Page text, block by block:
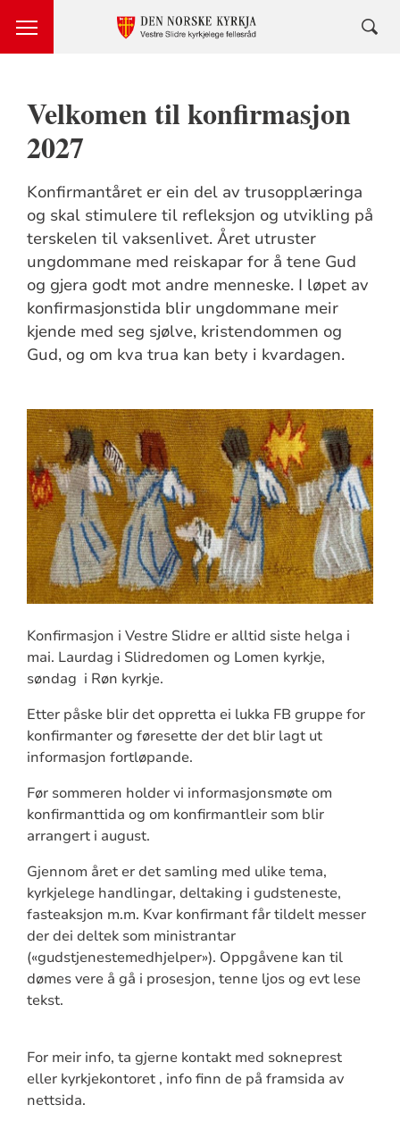
Velkomen til konfirmasjon
2027
Konfirmantåret er ein del av trusopplæringa
og skal stimulere til refleksjon og utvikling på
terskelen til vaksenlivet. Året utruster
ungdommane med reiskapar for å tene Gud
og gjera godt mot andre menneske. I løpet av
konfirmasjonstida blir ungdommane meir
kjende med seg sjølve, kristendommen og
Gud, og om kva trua kan bety i kvardagen.
Konfirmasjon i Vestre Slidre er alltid siste helga i
mai. Laurdag i Slidredomen og Lomen kyrkje,
søndag i Røn kyrkje.
Etter påske blir det oppretta ei lukka FB gruppe for
konfirmanter og føresette der det blir lagt ut
informasjon fortløpande.
Før sommeren holder vi informasjonsmøte om
konfirmanttida og om konfirmantleir som blir
arrangert i august.
Gjennom året er det samling med ulike tema,
kyrkjelege handlingar, deltaking i gudsteneste,
fasteaksjon m.m. Kvar konfirmant får tildelt messer
der dei deltek som ministrantar
(«gudstjenestemedhjelper»). Oppgåvene kan til
dømes vere å gå i prosesjon, tenne ljos og evt lese
tekst.
For meir info, ta gjerne kontakt med sokneprest
eller kyrkjekontoret , info finn de på framsida av
nettsida.